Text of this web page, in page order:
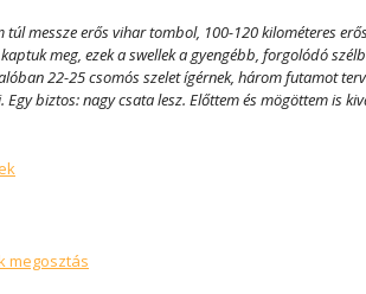
túl messze erős vihar tombol, 100-120 kilométeres
meg, ezek a swellek a gyengébb, forgolódó
22-25 csomós szelet ígérnek, három futamot
Egy biztos: nagy csata lesz. Előttem és mögöttem is
megosztás